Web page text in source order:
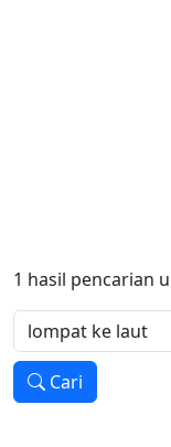
1 hasil pencarian
Cari